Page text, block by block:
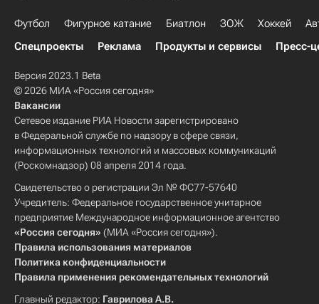
Футбол Фигурное катание Биатлон ЗОЖ Хоккей
Спецпроекты
Реклама Продукты и сервисы Пресс-
Версия 2023.1 Beta
© 2026 МИА «Россия сегодня»
Вакансии
Сетевое издание РИА Новости зарегистрировано
в Федеральной службе по надзору в сфере связи,
информационных технологий и массовых коммуникаций
(Роскомнадзор) 08 апреля 2014 года.
Свидетельство о регистрации Эл № ФС77-57640
Учредитель: Федеральное государственное унитарное
предприятие Международное информационное агентство
«Россия сегодня» (МИА «Россия сегодня»).
Правила использования материалов
Политика конфиденциальности
Правила применения рекомендательных технологий
Главный редактор: Гаврилова А.В.